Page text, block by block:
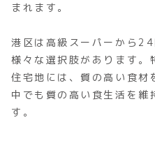
まれます。
港区は高級スーパーから24
様々な選択肢があります。
住宅地には、質の高い食材
中でも質の高い食生活を維
す。